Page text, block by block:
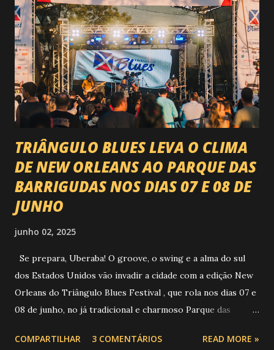
@circuitoranchoprimavera 🎤 LINE-UP NACIONAL QUE
VAI ESTREMECER O PARQUE Serão quatro noites , entre
24, 25, 30 de abril e 02 de maio , com oito atrações gigantes
da música brasileira , contemplando sertanejo, forró,
piseiro e sofrência nível hard: Gusttavo Lima Leonardo
Natanzinho Lima Jads & ...
TRIÂNGULO BLUES LEVA O CLIMA
DE NEW ORLEANS AO PARQUE DAS
BARRIGUDAS NOS DIAS 07 E 08 DE
JUNHO
junho 02, 2025
Se prepara, Uberaba! O groove, o swing e a alma do sul
dos Estados Unidos vão invadir a cidade com a edição New
Orleans do Triângulo Blues Festival , que rola nos dias 07 e
08 de junho, no já tradicional e charmoso Parque das
Foto: https://www.trianguloblues.com.br/ ATRAÇÕES DE
COMPARTILHAR 3 COMENTÁRIOS READ MORE »